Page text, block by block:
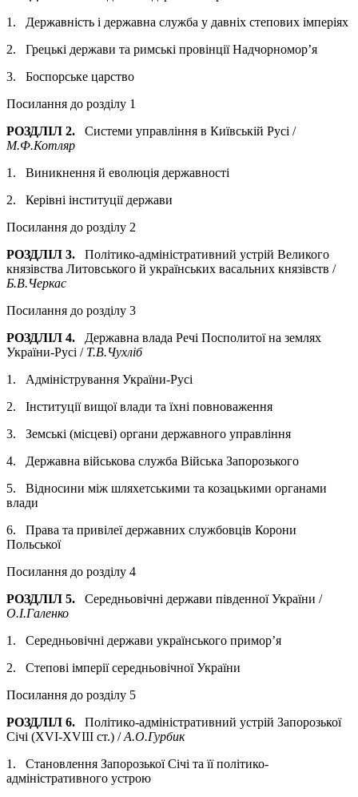
1. Державність і державна служба у давніх степових імперіях
2. Грецькі держави та римські провінції Надчорномор’я
3. Боспорське царство
Посилання до розділу 1
РОЗДЛІЛ 2. Системи управління в Київській Русі /
М.Ф.Котляр
1. Виникнення й еволюція державності
2. Керівні інституції держави
Посилання до розділу 2
РОЗДЛІЛ 3. Політико-адміністративний устрій Великого
князівства Литовського й українських васальних князівств /
Б.В.Черкас
Посилання до розділу 3
РОЗДЛІЛ 4. Державна влада Речі Посполитої на землях
України-Русі / Т.В.Чухліб
1. Адміністрування України-Русі
2. Інституції вищої влади та їхні повноваження
3. Земські (місцеві) органи державного управління
4. Державна військова служба Війська Запорозького
5. Відносини між шляхетськими та козацькими органами
влади
6. Права та привілеї державних службовців Корони
Польської
Посилання до розділу 4
РОЗДЛІЛ 5.
Середньовічні держави південної України /
О.І.Галенко
1. Середньовічні держави українського примор’я
2. Степові імперії середньовічної України
Посилання до розділу 5
РОЗДЛІЛ 6. Політико-адміністративний устрій Запорозької
Січі (XVI-XVIII ст.) /А.О.Гурбик
1. Становлення Запорозької Січі та її політико-
адміністративного устрою